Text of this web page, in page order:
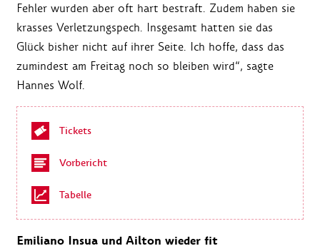
Fehler wurden aber oft hart bestraft. Zudem haben sie
krasses Verletzungspech. Insgesamt hatten sie das
Glück bisher nicht auf ihrer Seite. Ich hoffe, dass das
zumindest am Freitag noch so bleiben wird“, sagte
Hannes Wolf.
Tickets
Vorbericht
Tabelle
Emiliano Insua und Ailton wieder fit